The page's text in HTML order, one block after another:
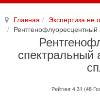
Главная
Экспертиза не
Рентгенофлуоресцентный
спектральный
Рейтинг 4.31 (48